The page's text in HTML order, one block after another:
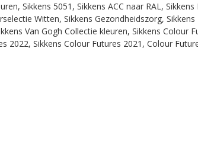
Sikkens 5051, Sikkens ACC naar RAL, Sikkens
Witten, Sikkens Gezondheidszorg,
Van Gogh Collectie kleuren, Sikkens Colour
2022, Sikkens Colour Futures 2021, Colour